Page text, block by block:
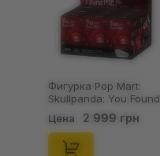
Фигурка Pop Mart:
Skullpanda: You Found
Me!: Plush Doll Pendant
Series (Blind Box: 1 з
10) (Secret Edition),
(29347)
Цена 2 999 грн